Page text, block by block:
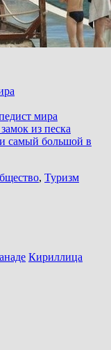
мира
из песка
самый большой в
, Туризм
Кириллица